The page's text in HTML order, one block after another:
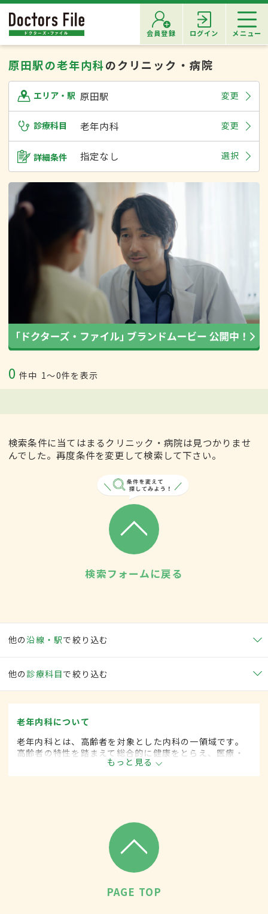
会員登録 ログイン メニュー
原田駅の老年内科のクリニック・病院
エリア・駅 原田駅 変更
診療科目 老年内科 変更
詳細条件 指定なし 選択
0 件中 1〜0件を表示
検索条件に当てはまるクリニック・病院は見つかりませ
んでした。再度条件を変更して検索して下さい。
検索フォームに戻る
他の沿線・駅で絞り込む
他の 診療科目で絞り込む
老年内科について
老年内科とは、高齢者を対象とした内科の一領域です。
高齢者の特性を踏まえて総合的に健康をとらえ、医療・
保健・福祉を統合した対応を行います。
もっと見る
PAGE TOP